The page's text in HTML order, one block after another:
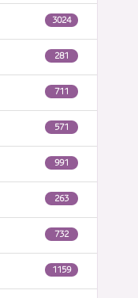
3024
281
711
571
991
263
732
1159